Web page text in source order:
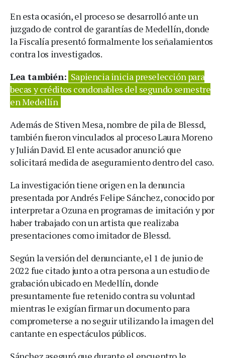
En esta ocasión, el proceso se desarrolló ante un
juzgado de control de garantías de Medellín, donde
la Fiscalía presentó formalmente los señalamientos
contra los investigados.
Lea también: Sapiencia inicia preselección para
becas y créditos condonables del segundo semestre
en Medellín
Además de Stiven Mesa, nombre de pila de Blessd,
también fueron vinculados al proceso Laura Moreno
y Julián David. El ente acusador anunció que
solicitará medida de aseguramiento dentro del caso.
La investigación tiene origen en la denuncia
presentada por Andrés Felipe Sánchez, conocido por
interpretar a Ozuna en programas de imitación y por
haber trabajado con un artista que realizaba
presentaciones como imitador de Blessd.
Según la versión del denunciante, el 1 de junio de
2022 fue citado junto a otra persona a un estudio de
grabación ubicado en Medellín, donde
presuntamente fue retenido contra su voluntad
mientras le exigían firmar un documento para
comprometerse a no seguir utilizando la imagen del
cantante en espectáculos públicos.